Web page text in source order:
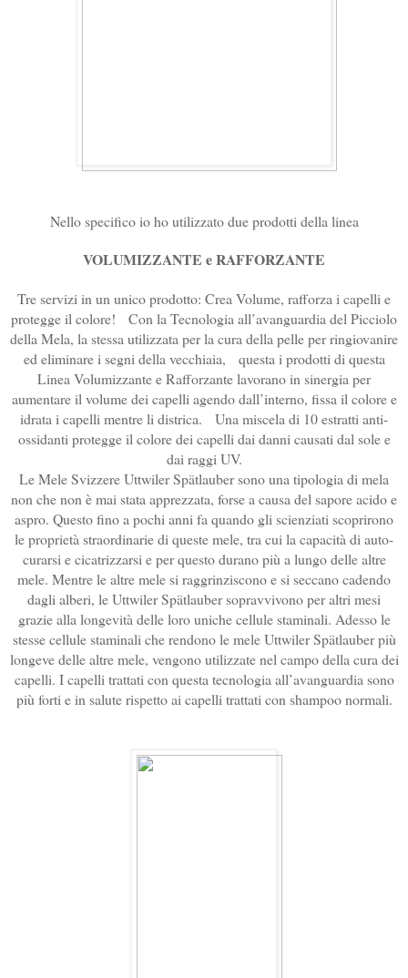
Nello specifico io ho utilizzato due prodotti della linea
VOLUMIZZANTE e RAFFORZANTE
Tre servizi in un unico prodotto: Crea Volume, rafforza i capelli e
protegge il colore! Con la Tecnologia all’avanguardia del Picciolo
della Mela, la stessa utilizzata per la cura della pelle per ringiovanire
ed eliminare i segni della vecchiaia, questa i prodotti di questa
Linea Volumizzante e Rafforzante lavorano in sinergia per
aumentare il volume dei capelli agendo dall’interno, fissa il colore e
idrata i capelli mentre li districa. Una miscela di 10 estratti anti-
ossidanti protegge il colore dei capelli dai danni causati dal sole e
dai raggi UV.
Le Mele Svizzere Uttwiler Spätlauber sono una tipologia di mela
non che non è mai stata apprezzata, forse a causa del sapore acido e
aspro. Questo fino a pochi anni fa quando gli scienziati scoprirono
le proprietà straordinarie di queste mele, tra cui la capacità di auto-
curarsi e cicatrizzarsi e per questo durano più a lungo delle altre
mele. Mentre le altre mele si raggrinziscono e si seccano cadendo
dagli alberi, le Uttwiler Spätlauber sopravvivono per altri mesi
grazie alla longevità delle loro uniche cellule staminali. Adesso le
stesse cellule staminali che rendono le mele Uttwiler Spätlauber più
longeve delle altre mele, vengono utilizzate nel campo della cura dei
capelli. I capelli trattati con questa tecnologia all’avanguardia sono
più forti e in salute rispetto ai capelli trattati con shampoo normali.